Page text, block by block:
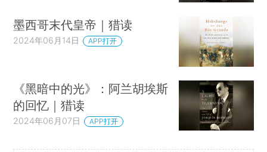
墨西哥末代皇帝｜猎读
2024年06月14日 APP打开
《黑暗中的光》：阿兰胡埃斯
的回忆｜猎读
2024年06月07日 APP打开